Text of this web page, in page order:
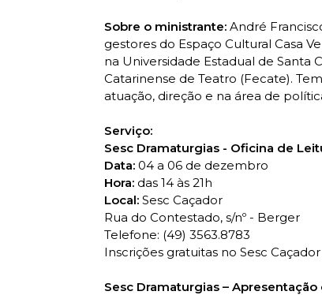
Sobre o ministrante: André
gestores do Espaço Cultural Casa
na Universidade Estadual de Santa
Catarinense de Teatro (Fecate).
atuação, direção e na área de
Serviço:
Sesc Dramaturgias - Oficina de
Data: 04 a 06 de dezembro
Hora: das 14 às 21h
Local: Sesc Caçador
Rua do Contestado, s/nº - Berger
Telefone: (49) 3563.8783
Inscrições gratuitas no Sesc Caçador
Sesc Dramaturgias –